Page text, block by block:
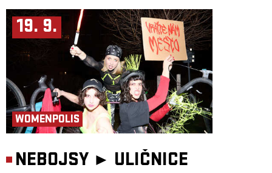
19. 9.
WOMENPOLIS
NEBOJSY ► ULIČNICE